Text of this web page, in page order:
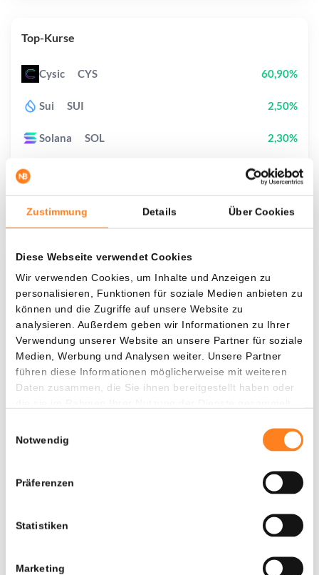
Zustimmung Details Über Cookies
Diese Webseite verwendet Cookies
Wir verwenden Cookies, um Inhalte und Anzeigen zu
personalisieren, Funktionen für soziale Medien anbieten zu
können und die Zugriffe auf unsere Website zu
analysieren. Außerdem geben wir Informationen zu Ihrer
Verwendung unserer Website an unsere Partner für soziale
Medien, Werbung und Analysen weiter. Unsere Partner
führen diese Informationen möglicherweise mit weiteren
Daten zusammen, die Sie ihnen bereitgestellt haben oder
Notwendig
Präferenzen
Statistiken
Marketing
Was, wenn ich...?
Zie hoeveel waarde je vandaag zou hebben als
je dollar-cost averaging had toegepast op
verschillende cryptocurrencies.
Hätte investiert In
$
Top-Kurse
Cysic CYS 60,90%
Sui SUI 2,50%
Solana SOL 2,30%
20,40%